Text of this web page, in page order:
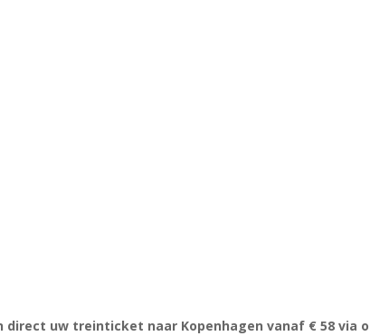
direct uw treinticket naar Kopenhagen vanaf € 58 via